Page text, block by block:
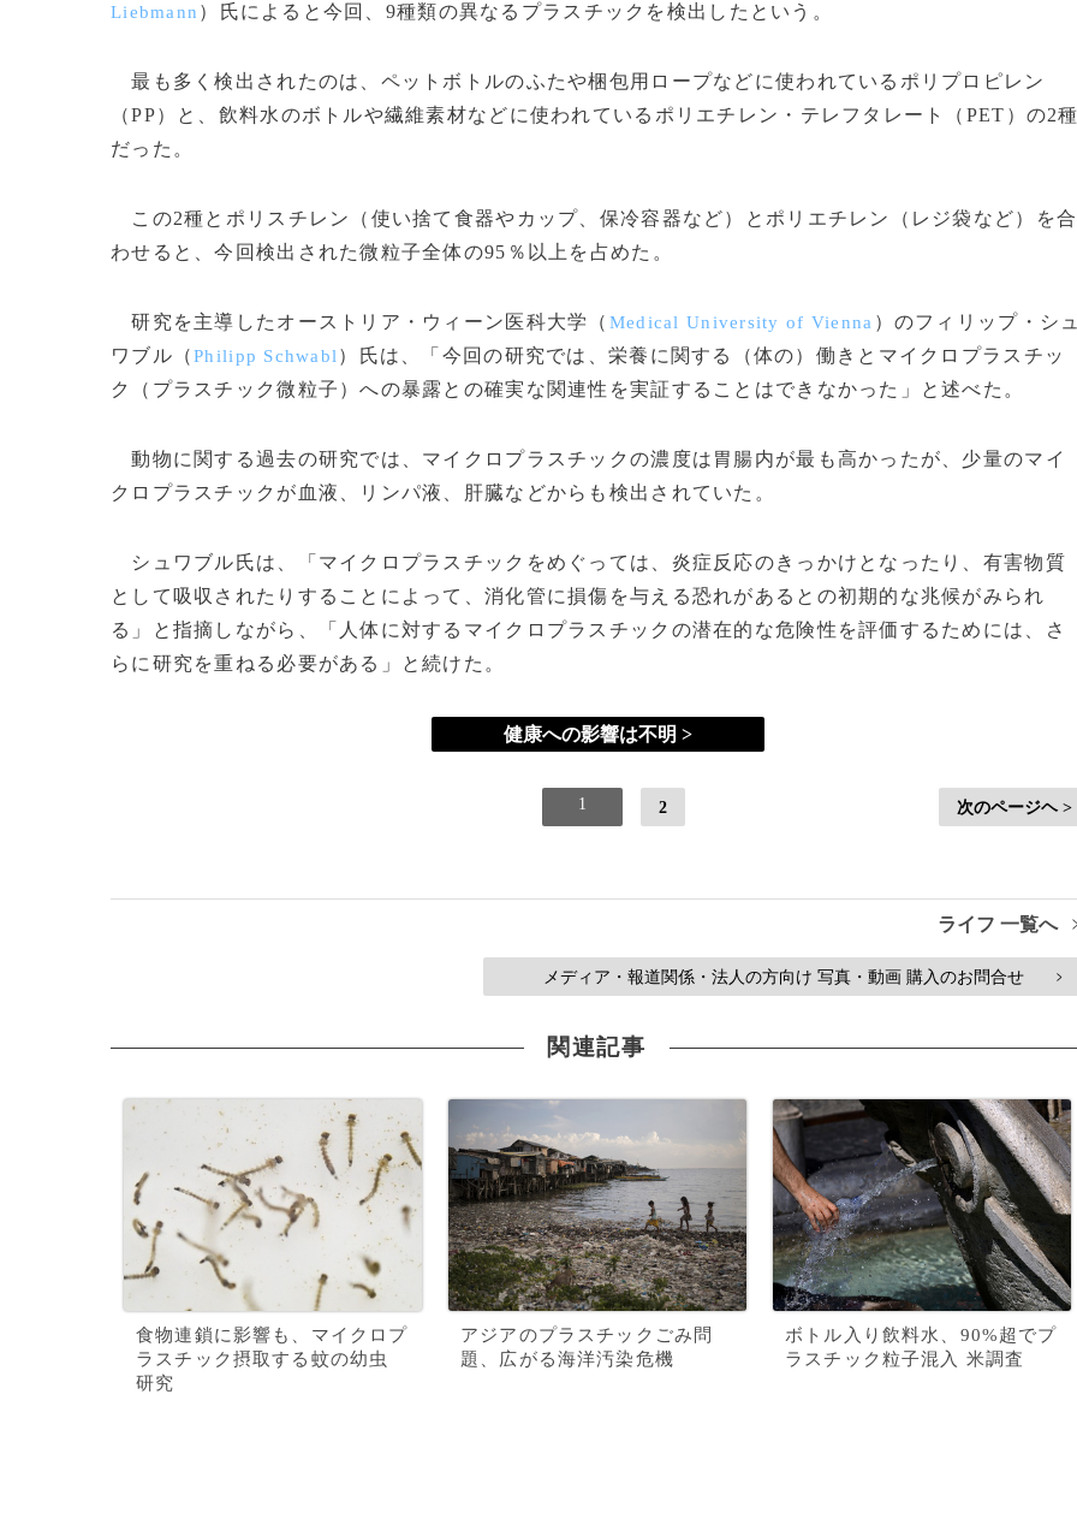
Liebmann ）氏によると今回、9種類の異なるプラスチックを検出したという。
最も多く検出されたのは、ペットボトルのふたや梱包用ロープなどに使われているポリプロピレン
（PP）と、飲料水のボトルや繊維素材などに使われているポリエチレン・テレフタレート（PET）の2
だった。
この2種とポリスチレン（使い捨て食器やカップ、保冷容器など）とポリエチレン（レジ袋など）を合
わせると、今回検出された微粒子全体の95％以上を占めた。
研究を主導したオーストリア・ウィーン医科大学（ Medical University of Vienna ）のフィリップ・シ
ワブル（Philipp Schwabl ）氏は、「今回の研究では、栄養に関する（体の）働きとマイクロプラスチッ
ク（プラスチック微粒子）への暴露との確実な関連性を実証することはできなかった」と述べた。
動物に関する過去の研究では、マイクロプラスチックの濃度は胃腸内が最も高かったが、少量のマイ
クロプラスチックが血液、リンパ液、肝臓などからも検出されていた。
シュワブル氏は、「マイクロプラスチックをめぐっては、炎症反応のきっかけとなったり、有害物質
として吸収されたりすることによって、消化管に損傷を与える恐れがあるとの初期的な兆候がみられ
る」と指摘しながら、「人体に対するマイクロプラスチックの潜在的な危険性を評価するためには、さ
らに研究を重ねる必要がある」と続けた。
健康への影響は不明 >
1 2 次のページヘ >
ライフ 一覧へ
メディア・報道関係・法人の方向け 写真・動画 購入のお問合せ >
関連記事
食物連鎖に影響も、マイクロプ
ラスチック摂取する蚊の幼虫
研究
アジアのプラスチックごみ問
題、広がる海洋汚染危機
ボトル入り飲料水、90%超でプ
ラスチック粒子混入 米調査